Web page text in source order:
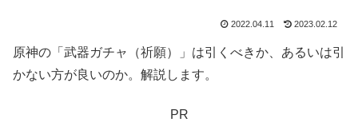
2022.04.11 2023.02.12
原神の「武器ガチャ（祈願）」は引くべきか、あるいは引
かない方が良いのか。解説します。
PR